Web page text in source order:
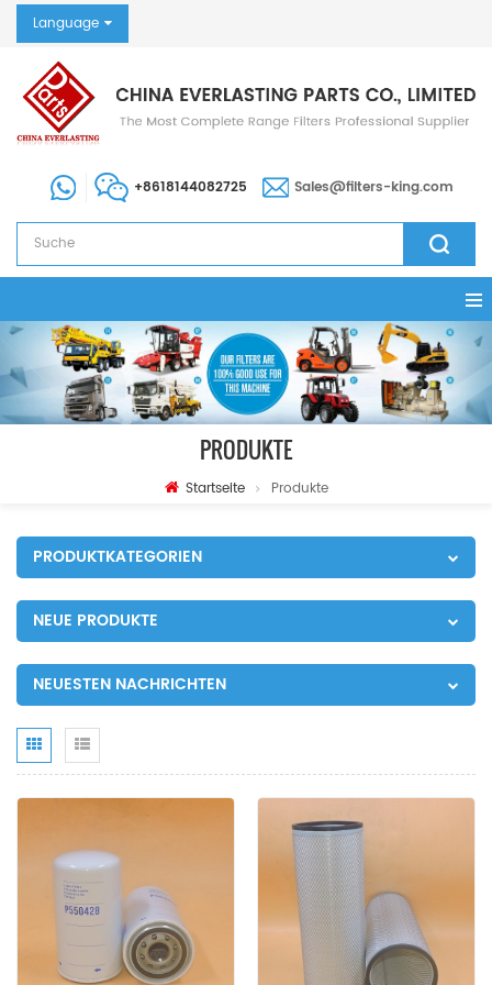
Language
+8618144082725 Sales@filters-king.com
PRODUKTE
Startseite Produkte
PRODUKTKATEGORIEN
NEUE PRODUKTE
NEUESTEN NACHRICHTEN